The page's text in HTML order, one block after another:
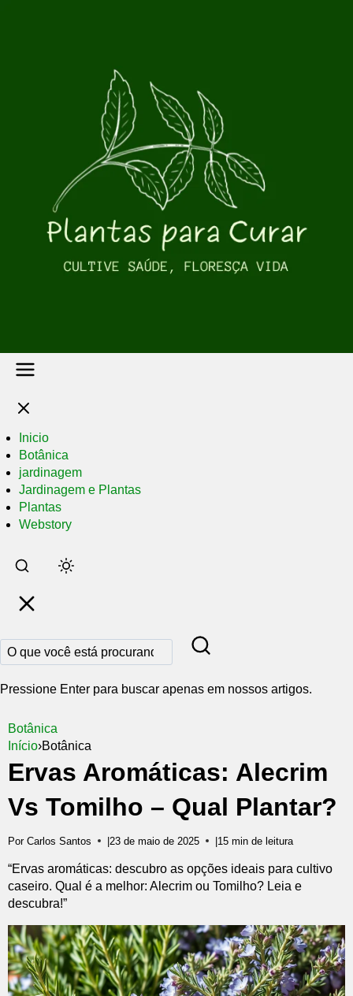
Inicio
Botânica
jardinagem
Jardinagem e Plantas
Plantas
Webstory
Pular
para
conteúdo
principal
Pressione Enter para buscar apenas em nossos artigos.
Botânica
Início›Botânica
Ervas Aromáticas: Alecrim
Vs Tomilho – Qual Plantar?
Por Carlos Santos |23 de maio de 2025 |15 min de leitura
“Ervas aromáticas: descubro as opções ideais para cultivo
caseiro. Qual é a melhor: Alecrim ou Tomilho? Leia e
descubra!”